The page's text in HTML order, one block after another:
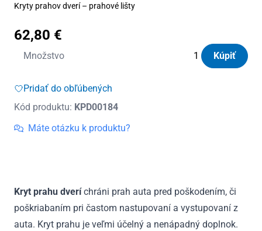
Kryty prahov dverí – prahové lišty
62,80 €
Množstvo
množstvo
prahov
nerezové
Honda
Kúpiť
Pridať do obľúbených
Kód produktu: KPD00184
Máte otázku k produktu?
Kryt prahu dveríchráni prah auta pred poškodením, či
poškriabaním pri častom nastupovaní a vystupovaní z
auta. Kryt prahu je veľmi účelný a nenápadný doplnok.